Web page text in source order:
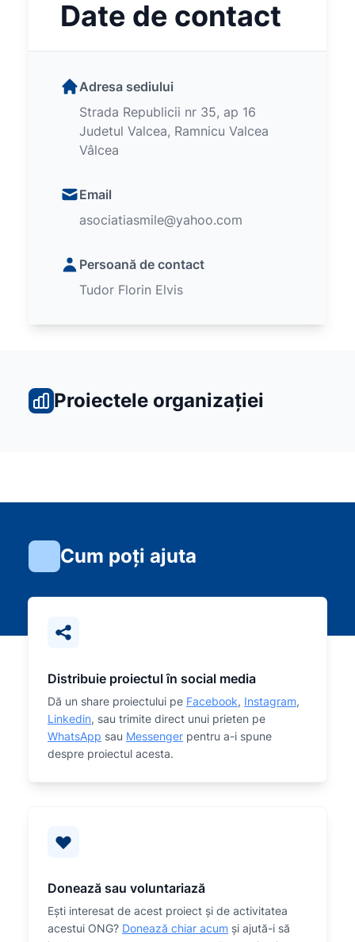
Date de contact
Adresa sediului
Strada Republicii nr 35, ap 16
Judetul Valcea, Ramnicu Valcea
Vâlcea
Email
asociatiasmile@yahoo.com
Persoană de contact
Tudor Florin Elvis
Proiectele organizației
Cum poți ajuta
Distribuie proiectul în social media
Dă un share proiectului pe Facebook, Instagram,
Linkedin, sau trimite direct unui prieten pe
WhatsApp sau Messenger pentru a-i spune
despre proiectul acesta.
Donează sau voluntariază
Eşti interesat de acest proiect și de activitatea
acestui ONG? Donează chiar acum și ajută-i să